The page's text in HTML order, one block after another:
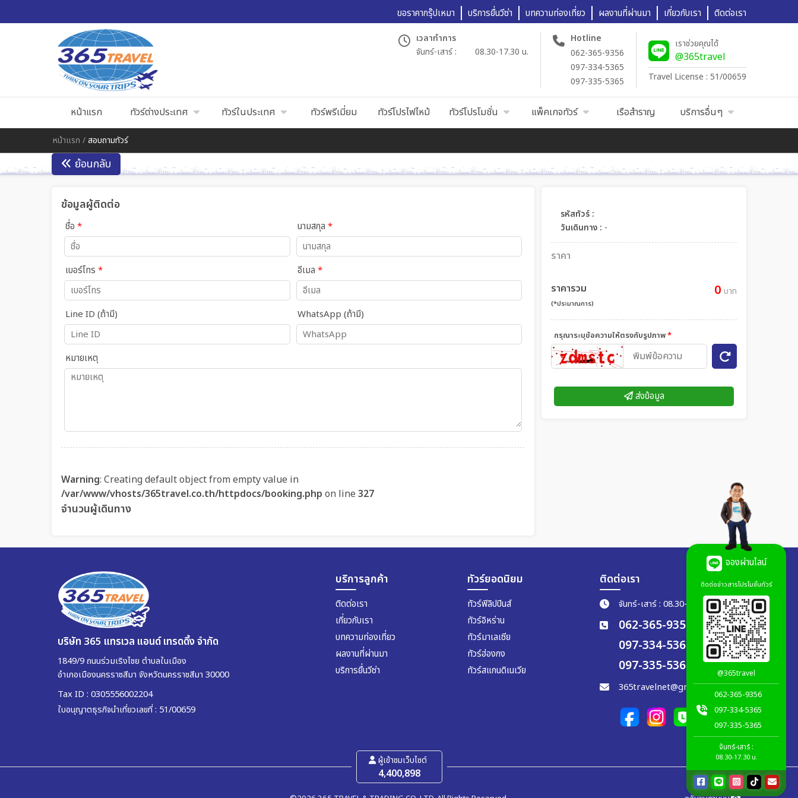
ขอราคากรุ๊ปเหมา บริการยื่นวีซ่า บทความท่องเที่ยว ผลงานที่ผ่านมา เกี่ยวกับเรา ติดต่อเรา
เวลาทำการ
จันทร์-เสาร์ :
08.30-17.30 น.
Hotline
062-365-9356
097-334-5365
097-335-5365
เราช่วยคุณได้
@365travel
Travel License : 51/00659
หน้าแรก ทัวร์ต่างประเทศ ทัวร์ในประเทศ ทัวร์พรีเมี่ยม ทัวร์โปรไฟไหม้ ทัวร์โปรโมชั่น แพ็คเกจทัวร์ เรือสำราญ บริการอื่นๆ
หน้าแรก /สอบถามทัวร์
ย้อนกลับ
ข้อมูลผู้ติดต่อ
ชื่อ * นามสกุล *
เบอร์โทร * อีเมล *
Line ID (ถ้ามี) WhatsApp (ถ้ามี)
หมายเหตุ
Warning: Creating default object from empty value in
/var/www/vhosts/365travel.co.th/httpdocs/booking.php on line 327
จำนวนผู้เดินทาง
รหัสทัวร์ :
วันเดินทาง : -
ราคา
ราคารวม
(*ประมาณการ)
0 บาท
กรุณาระบุข้อความให้ตรงกับรูปภาพ*
ส่งข้อมูล
บริษัท 365 แทรเวล แอนด์ เทรดดิ้ง จำกัด
1849/9 ถนนร่วมเริงไชย ตำบลในเมือง
อำเภอเมืองนครราชสีมา จังหวัดนครราชสีมา 30000
Tax ID : 0305556002204
ใบอนุญาตธุรกิจนำเที่ยวเลขที่ : 51/00659
บริการลูกค้า
ติดต่อเรา
เกี่ยวกับเรา
บทความท่องเที่ยว
ผลงานที่ผ่านมา
บริการยื่นวีซ่า
ทัวร์ยอดนิยม
ทัวร์ฟิลิปปินส์
ทัวร์อิหร่าน
ทัวร์มาเลเซีย
ทัวร์ฮ่องกง
ทัวร์สแกนดิเนเวีย
ติดต่อเรา
จันทร์-เสาร์ : 08.30-17.30 น.
062-365-9356
097-334-5365
097-335-5365
365travelnet@gmail.com
ผู้เข้าชมเว็บไซต์
4,400,898
จองผ่านไลน์
ติดต่อข่าวสารโปรโมชั่นทัวร์
@365travel
062-365-9356
097-334-5365
097-335-5365
จันทร์-เสาร์ :
08.30-17.30 น.